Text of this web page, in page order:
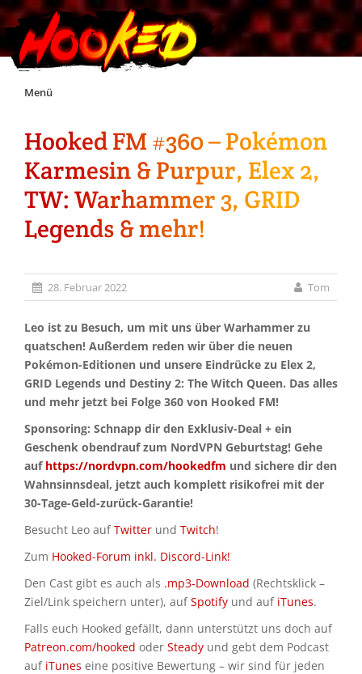
Skip
Menü
Unterstützt Hooked!
Exklusiv für Supporter*innen
Impressum
Jobs
Discord
Hooked FM #360 – Pokémon
Karmesin & Purpur, Elex 2,
TW: Warhammer 3, GRID
Legends & mehr!
28. Februar 2022 Tom
Leo ist zu Besuch, um mit uns über Warhammer zu
quatschen! Außerdem reden wir über die neuen
Pokémon-Editionen und unsere Eindrücke zu Elex 2,
GRID Legends und Destiny 2: The Witch Queen. Das alles
und mehr jetzt bei Folge 360 von Hooked FM!
Sponsoring: Schnapp dir den Exklusiv-Deal + ein
Geschenk obendrauf zum NordVPN Geburtstag! Gehe
auf https://nordvpn.com/hookedfm und sichere dir den
Wahnsinnsdeal, jetzt auch komplett risikofrei mit der
30-Tage-Geld-zurück-Garantie!
Besucht Leo aufTwitter und Twitch!
Zum Hooked-Forum inkl. Discord-Link!
Den Cast gibt es auch als .mp3-Download (Rechtsklick –
Ziel/Link speichern unter), aufSpotify und auf iTunes.
Falls euch Hooked gefällt, dann unterstützt uns doch auf
Patreon.com/hooked oder Steady und gebt dem Podcast
auf iTunes eine positive Bewertung – wir sind für jeden